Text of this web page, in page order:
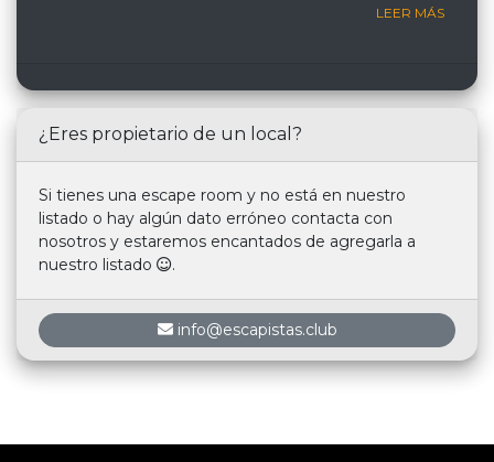
LEER MÁS
¿Eres propietario de un local?
Si tienes una escape room y no está en nuestro
listado o hay algún dato erróneo contacta con
nosotros y estaremos encantados de agregarla a
nuestro listado
.
info@escapistas.club